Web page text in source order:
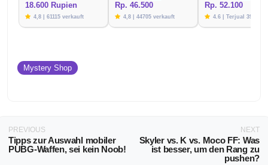
18.600 Rupien
4,8 | 61115 verkauft
Rp. 46.500
4,8 | 44705 verkauft
Rp. 52.100
4.6 | Terjual 39787
Mystery Shop
PREVIOUS
Tipps zur Auswahl mobiler
PUBG-Waffen, sei kein Noob!
NEXT
Skyler vs. K vs. Moco FF: Was
ist besser, um den Rang zu
pushen?